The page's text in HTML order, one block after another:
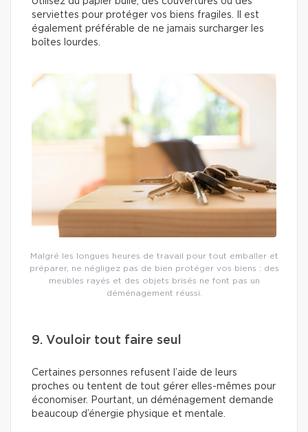
serviettes pour protéger vos biens fragiles. Il est
également préférable de ne jamais surcharger les
boîtes lourdes.
Malgré les longues heures de travail pour tout emballer et
préparer, ne négligez pas de bien protéger vos biens : des
meubles rayés et des objets brisés ne font pas un
déménagement réussi.
9. Vouloir tout faire seul
Certaines personnes refusent l’aide de leurs
proches ou tentent de tout gérer elles-mêmes pour
économiser. Pourtant, un déménagement demande
beaucoup d’énergie physique et mentale.